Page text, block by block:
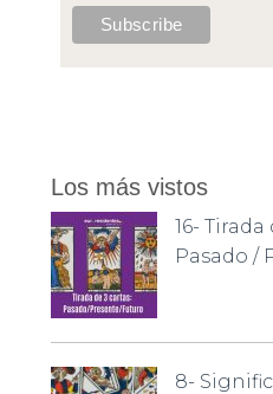
Los más vistos
16- Tirada
Pasado /
8-